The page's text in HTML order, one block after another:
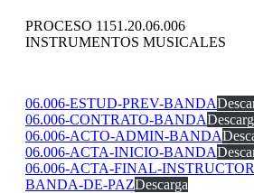
PROCESO 1151.20.06.006
INSTRUMENTOS MUSICALES
06.006-ESTUD-PREV-BANDA
06.006-CONTRATO-BANDA
06.006-ACTO-ADMIN-BANDA
06.006-ACTA-INICIO-BANDA
06.006-ACTA-FINAL-
BANDA-DE-PAZDescarga